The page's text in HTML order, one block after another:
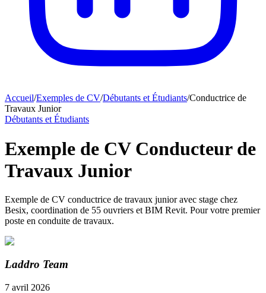
Accueil/Exemples de CV/Débutants et Étudiants/Conductrice de
Travaux Junior
Débutants et Étudiants
Exemple de CV Conducteur de
Travaux Junior
Exemple de CV conductrice de travaux junior avec stage chez
Besix, coordination de 55 ouvriers et BIM Revit. Pour votre premier
poste en conduite de travaux.
Laddro Team
7 avril 2026